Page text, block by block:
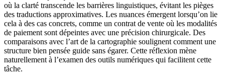
où la clarté transcende les barrières linguistiques, évitant les pièges
des traductions approximatives. Les nuances émergent lorsqu’on lie
cela à des cas concrets, comme un contrat de vente où les modalités
de paiement sont dépeintes avec une précision chirurgicale. Des
comparaisons avec l’art de la cartographie soulignent comment une
structure bien pensée guide sans égarer. Cette réflexion mène
naturellement à l’examen des outils numériques qui facilitent cette
tâche.